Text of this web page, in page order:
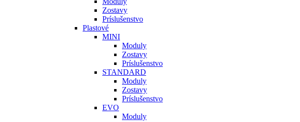
Zostavy
Príslušenstvo
Plastové
MINI
Moduly
Zostavy
Príslušenstvo
STANDARD
Moduly
Zostavy
Príslušenstvo
EVO
Moduly